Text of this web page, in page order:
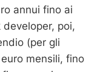
annui fino ai
poi,
(per gli
mensili, fino